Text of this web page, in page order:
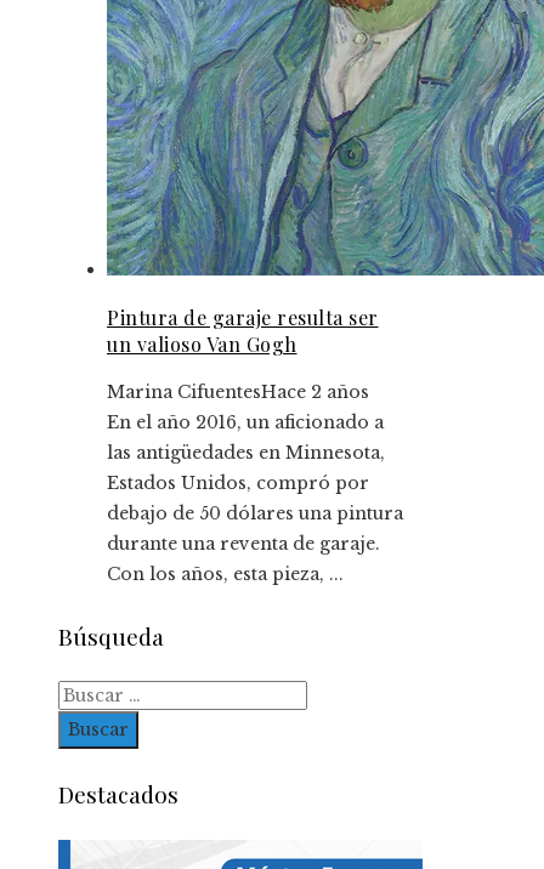
Pintura de garaje resulta ser
un valioso Van Gogh
Marina CifuentesHace 2 años
En el año 2016, un aficionado a
las antigüedades en Minnesota,
Estados Unidos, compró por
debajo de 50 dólares una pintura
durante una reventa de garaje.
Con los años, esta pieza, ...
Búsqueda
Buscar:
Destacados